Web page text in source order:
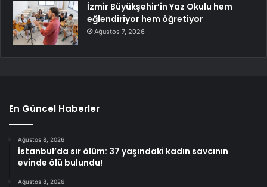
İzmir Büyükşehir’in Yaz Okulu hem
eğlendiriyor hem öğretiyor
Ağustos 7, 2026
En Güncel Haberler
Ağustos 8, 2026
İstanbul’da sır ölüm: 37 yaşındaki kadın savcının
evinde ölü bulundu!
Ağustos 8, 2026